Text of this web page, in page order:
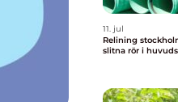
11. jul
Relining stockholm smart lösning
slitna rör i